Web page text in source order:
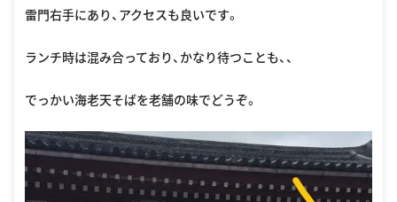
雷門右手にあり、アクセスも良いです。
ランチ時は混み合っており、かなり待つことも、、
でっかい海老天そばを老舗の味でどうぞ。